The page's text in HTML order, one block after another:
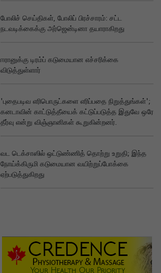
போலிச் செய்திகள், போலிப் பிரச்சாரம்: சட்ட
நடவடிக்கைக்கு அர்ஜென்டினா தயாராகிறது
ஈரானுக்கு டிரம்ப் கடுமையான எச்சரிக்கை
விடுத்துள்ளார்
'புதைபடிவ எரிபொருட்களை எரிப்பதை நிறுத்துங்கள்';
கனடாவின் காட்டுத்தீயைக் கட்டுப்படுத்த இதுவே ஒரே
தீர்வு என்று விஞ்ஞானிகள் கூறுகின்றனர்.
வட டெக்சாஸில் ஒட்டுண்ணித் தொற்று உறுதி; இந்த
நோய்க்கிருமி கடுமையான வயிற்றுப்போக்கை
ஏற்படுத்துகிறது